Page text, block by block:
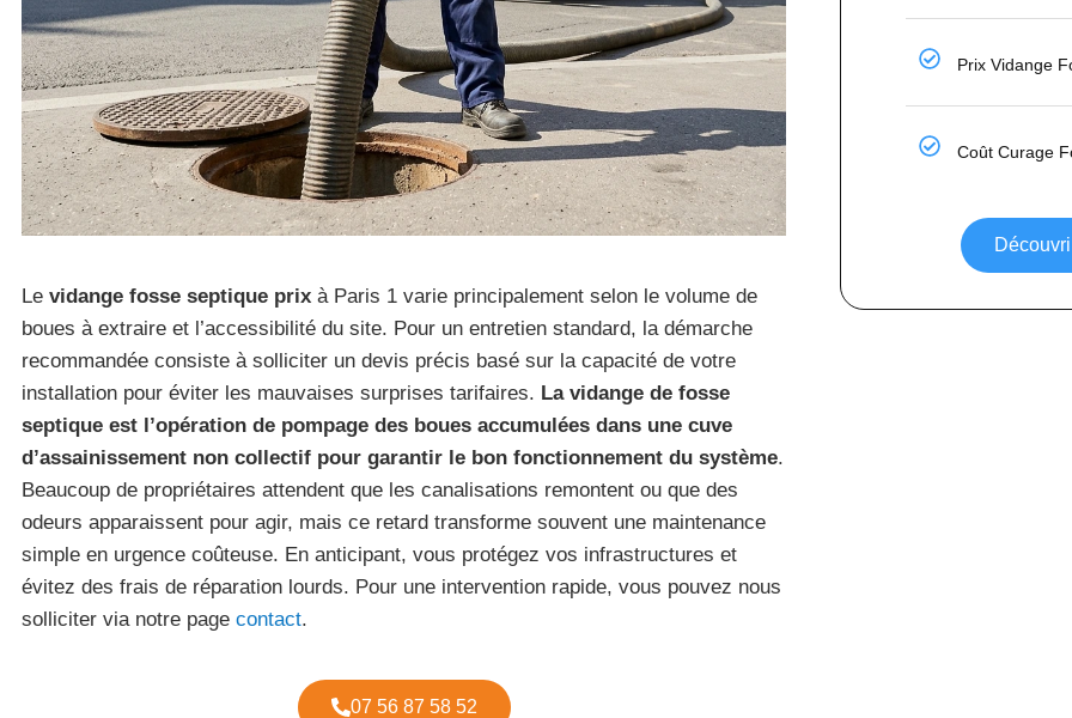
Le vidange fosse septique prix à Paris 1 varie principalement selon le volume de
boues à extraire et l’accessibilité du site. Pour un entretien standard, la démarche
recommandée consiste à solliciter un devis précis basé sur la capacité de votre
installation pour éviter les mauvaises surprises tarifaires. La vidange de fosse
septique est l’opération de pompage des boues accumulées dans une cuve
d’assainissement non collectif pour garantir le bon fonctionnement du système.
Beaucoup de propriétaires attendent que les canalisations remontent ou que des
odeurs apparaissent pour agir, mais ce retard transforme souvent une maintenance
simple en urgence coûteuse. En anticipant, vous protégez vos infrastructures et
évitez des frais de réparation lourds. Pour une intervention rapide, vous pouvez nous
solliciter via notre page contact.
07 56 87 58 52
Prix Vidange
Coût Curage